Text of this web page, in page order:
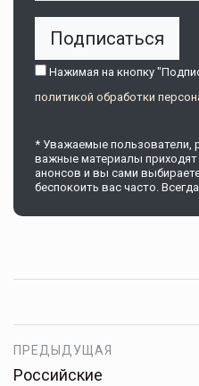
Подписаться
Нажимая на кнопку
политикой обработки
* Уважаемые пользователи,
важные материалы приходят
анонсов и вы сами
беспокоить вас часто.
ПРЕДЫДУЩАЯ
Российские